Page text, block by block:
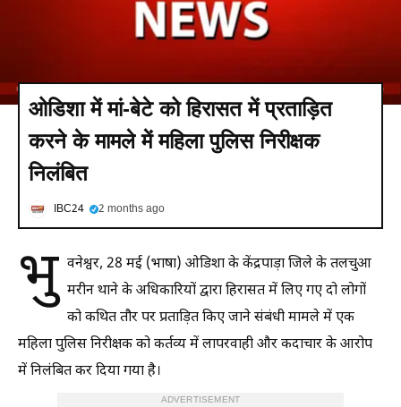
ओडिशा में मां-बेटे को हिरासत में प्रताड़ित
करने के मामले में महिला पुलिस निरीक्षक
निलंबित
IBC24 2 months ago
भु वनेश्वर, 28 मई (भाषा) ओडिशा के केंद्रपाड़ा जिले के तलचुआ
मरीन थाने के अधिकारियों द्वारा हिरासत में लिए गए दो लोगों
को कथित तौर पर प्रताड़ित किए जाने संबंधी मामले में एक
महिला पुलिस निरीक्षक को कर्तव्य में लापरवाही और कदाचार के आरोप
में निलंबित कर दिया गया है।
ADVERTISEMENT